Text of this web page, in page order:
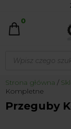
0
produktów
Strona główna /
Kompletne
Przeguby